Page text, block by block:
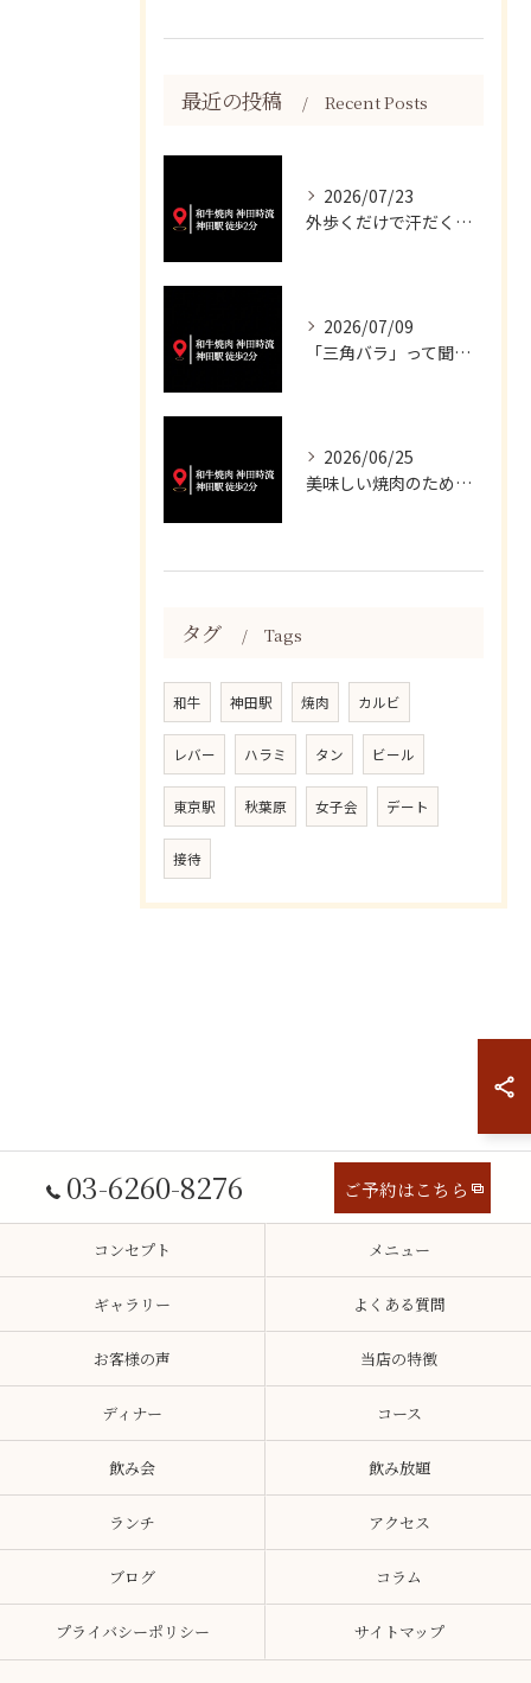
最近の投稿 Recent Posts
2026/07/23
外歩くだけで汗だくになる暑さですね💦
2026/07/09
「三角バラ」って聞くと脂っこいイメージが強いかもしれませんが...
2026/06/25
美味しい焼肉のために、妥協は一切いたしません✨
タグ Tags
和牛 神田駅 焼肉 カルビ
レバー ハラミ タン ビール
東京駅 秋葉原 女子会 デート
接待
03-6260-8276 ご予約はこちら
コンセプト メニュー
ギャラリー よくある質問
お客様の声 当店の特徴
ディナー コース
飲み会 飲み放題
ランチ アクセス
ブログ コラム
プライバシーポリシー サイトマップ